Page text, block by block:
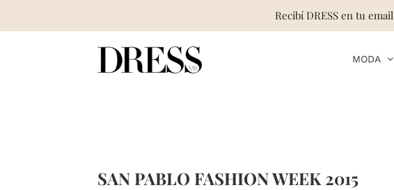
MODA
SAN PABLO FASHION WEEK 2015
Recibí DRESS en tu email